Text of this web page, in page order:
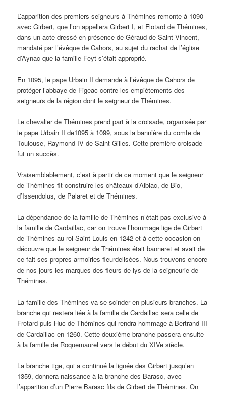
L’apparition des premiers seigneurs à Thémines remonte à 1090
avec Girbert, que l’on appellera Girbert I, et Flotard de Thémines,
dans un acte dressé en présence de Géraud de Saint Vincent,
mandaté par l’évêque de Cahors, au sujet du rachat de l’église
d’Aynac que la famille Feyt s’était approprié.
En 1095, le pape Urbain II demande à l’évêque de Cahors de
protéger l’abbaye de Figeac contre les empiétements des
seigneurs de la région dont le seigneur de Thémines.
Le chevalier de Thémines prend part à la croisade, organisée par
le pape Urbain II de1095 à 1099, sous la bannière du comte de
Toulouse, Raymond IV de Saint-Gilles. Cette première croisade
fut un succès.
Vraisemblablement, c’est à partir de ce moment que le seigneur
de Thémines fit construire les châteaux d’Albiac, de Bio,
d’Issendolus, de Palaret et de Thémines.
La dépendance de la famille de Thémines n’était pas exclusive à
la famille de Cardaillac, car on trouve l’hommage lige de Girbert
de Thémines au roi Saint Louis en 1242 et à cette occasion on
découvre que le seigneur de Thémines était banneret et avait de
ce fait ses propres armoiries fleurdelisées. Nous trouvons encore
de nos jours les marques des fleurs de lys de la seigneurie de
Thémines.
La famille des Thémines va se scinder en plusieurs branches. La
branche qui restera liée à la famille de Cardaillac sera celle de
Frotard puis Huc de Thémines qui rendra hommage à Bertrand III
de Cardaillac en 1260. Cette deuxième branche passera ensuite
à la famille de Roquemaurel vers le début du XIVe siècle.
La branche tige, qui a continué la lignée des Girbert jusqu’en
1359, donnera naissance à la branche des Barasc, avec
l’apparition d’un Pierre Barasc fils de Girbert de Thémines. On